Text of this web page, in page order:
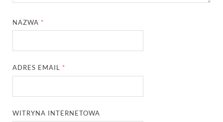
NAZWA *
ADRES EMAIL *
WITRYNA INTERNETOWA